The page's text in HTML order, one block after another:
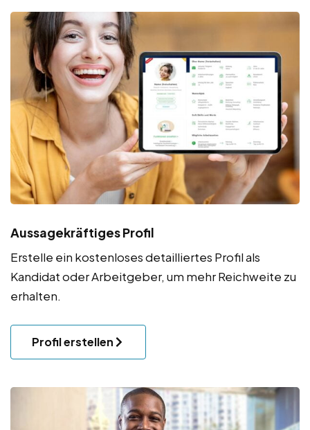
Aussagekräftiges Profil
Erstelle ein kostenloses detailliertes Profil als
Kandidat oder Arbeitgeber, um mehr Reichweite zu
erhalten.
Profil erstellen